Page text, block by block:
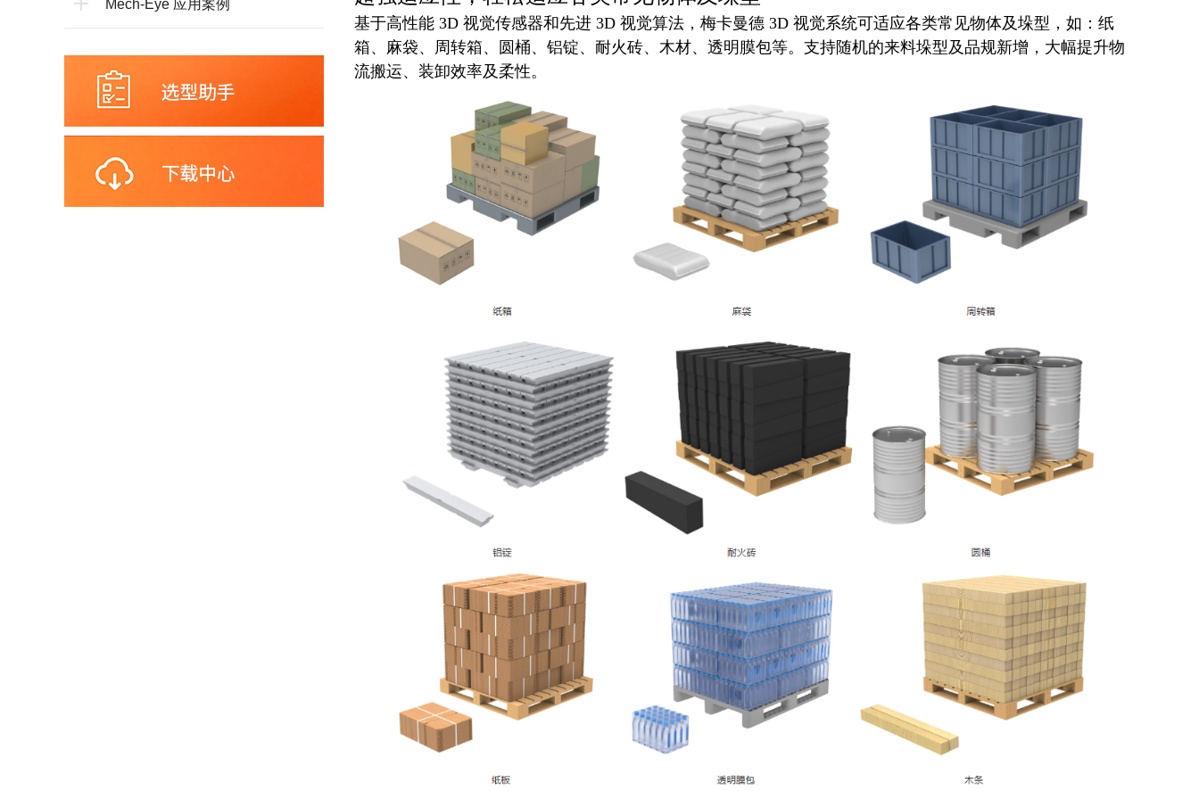
Mech-Eye 应用案例
基于高性能 3D 视觉传感器和先进 3D 视觉算法，梅卡曼德 3D 视觉系统可适应各类常见物体及垛型，如：纸
箱、麻袋、周转箱、圆桶、铝锭、耐火砖、木材、透明膜包等。支持随机的来料垛型及品规新增，大幅提升物
流搬运、装卸效率及柔性。